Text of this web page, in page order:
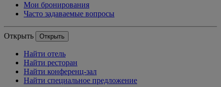
Мои бронирования
Часто задаваемые вопросы
Открыть Открыть
Найти отель
Найти ресторан
Найти конференц-зал
Найти специальное предложение